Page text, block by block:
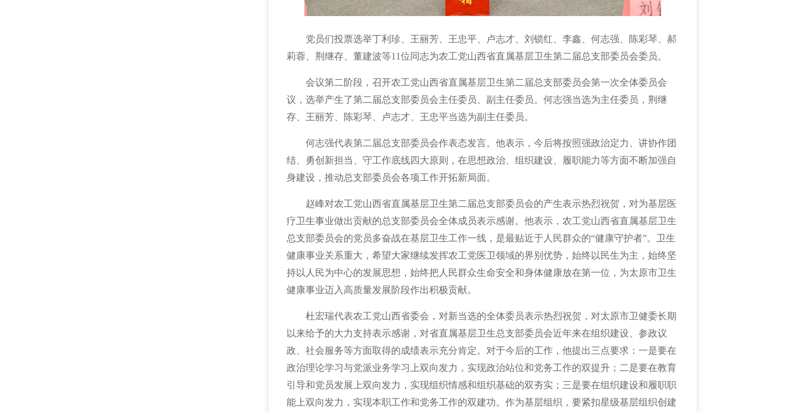
党员们投票选举丁利珍、王丽芳、王忠平、卢志才、刘锁红、李鑫、何志强、陈彩琴、郝
莉蓉、荆继存、董建波等11位同志为农工党山西省直属基层卫生第二届总支部委员会委员。
会议第二阶段，召开农工党山西省直属基层卫生第二届总支部委员会第一次全体委员会
议，选举产生了第二届总支部委员会主任委员、副主任委员。何志强当选为主任委员， 荆继
存、王丽芳、陈彩琴、卢志才、王忠平当选为副主任委员。
何志强代表第二 届总支部委员会作表态发言。他表示， 今后将按照强政治定力、讲协作团
结、勇创新担当、守工作底线四大原则， 在思想政治 、组织建设、履职能力等方面不断加强自
身建设 ，推动总支部委员会各项工作开拓新局面。
赵峰对农工党山西省直属基层卫生第二届总支部委员会的产生表示热烈祝贺，对为基层医
疗卫生事业做出贡献的总支部委员会全体成员表示感谢。他表示， 农工党山西省直属基层卫生
总支部委员会的党员多奋战在基层卫生工作一线，是最贴近于人民群众的“健康守护者”。卫生
健康事业关系重大，希望大家继续发挥农工党医卫领域的界别优势，始终以民生为主，始终坚
持以人民为中心的发展思想，始终把人民群众生命安全和身体健康放在第一位，为太原市卫生
健康事业迈入高质量发展阶段作出积极贡献。
杜宏瑞代表农工党山西省委会 ，对新当选的全体委员表示热烈祝贺，对太原市卫健委长期
以来给予的大力支持表示感谢，对省直属基层卫生总支部委员会近年来在组织建设
参政议
政
社会服务等方面取得的成绩表示充分肯定。对于今后的工作，他提出三点要求：一是要在
政治理论学习与党派业务学习上双向发力，实现政治站位和党务工作的双提升 ； 二是要在教育
引导和党员发展上双向发力，实现组织情感和组织基础的双夯实 ； 三是要在组织建设和履职职
能上双向发力，实现本职工作和党务工作的双建功。 作为基层组织，要紧扣星级基层组织创建